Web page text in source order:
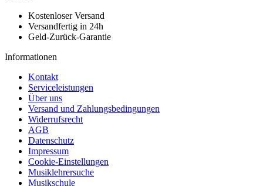
Kostenloser Versand
Versandfertig in 24h
Geld-Zurück-Garantie
Informationen
Kontakt
Serviceleistungen
Über uns
Versand und Zahlungsbedingungen
Widerrufsrecht
AGB
Datenschutz
Impressum
Cookie-Einstellungen
Musiklehrersuche
Musikschule